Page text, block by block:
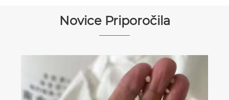
Novice Priporočila